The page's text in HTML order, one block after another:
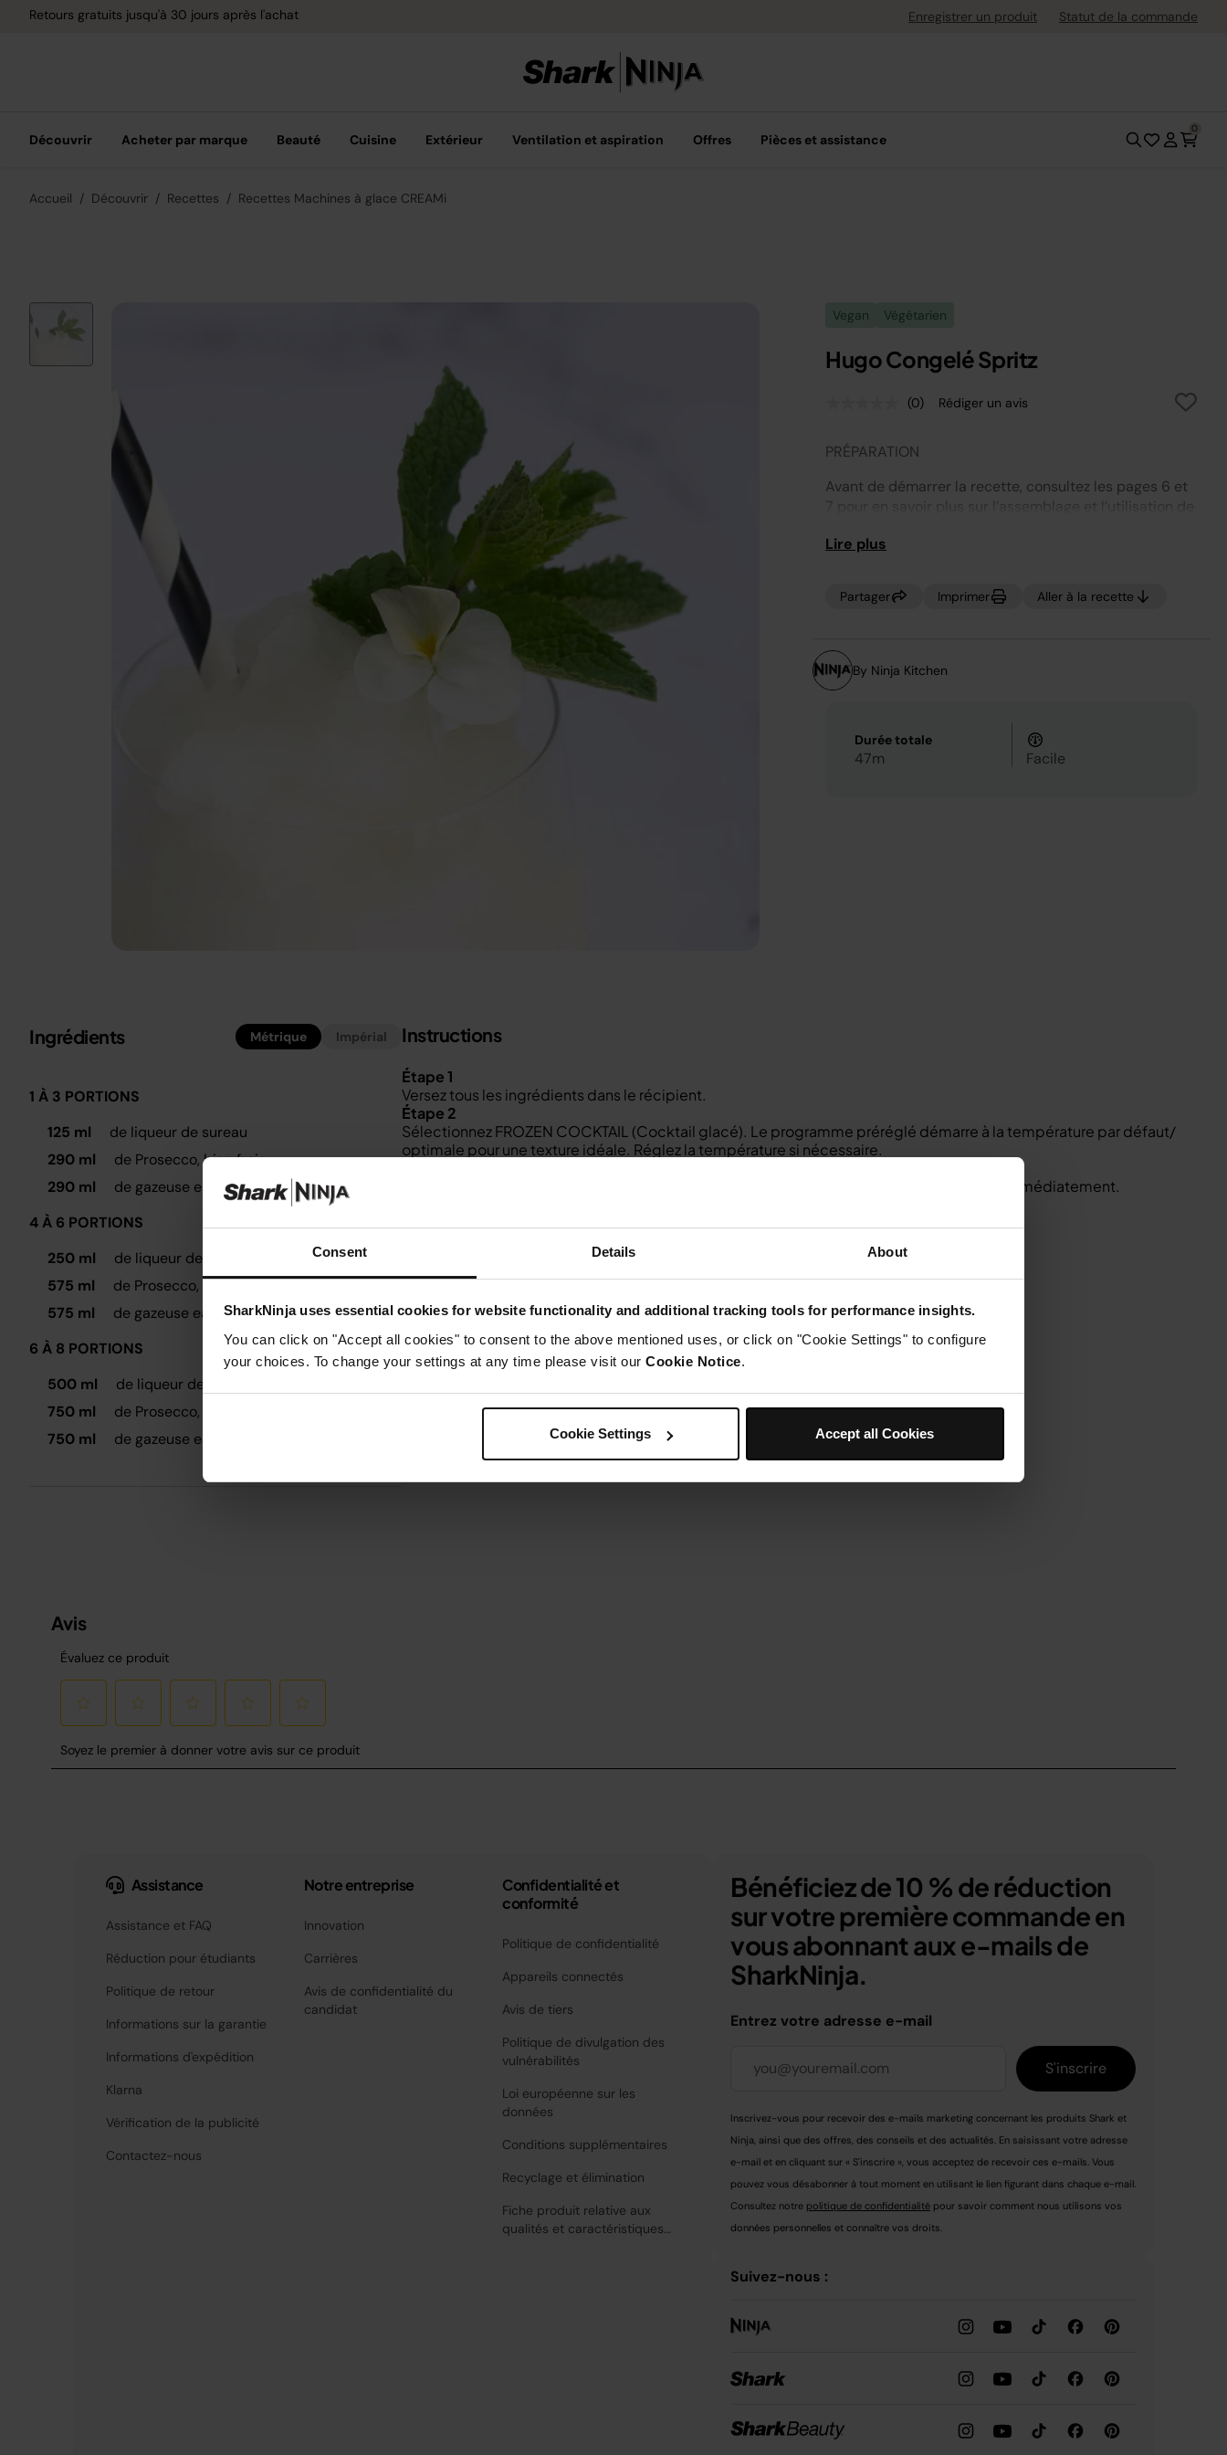
Consent Details About
SharkNinja uses essential cookies for website functionality and additional tracking tools for performance insights.
You can click on "Accept all cookies" to consent to the above mentioned uses, or click on "Cookie Settings" to configure
your choices. To change your settings at any time please visit our Cookie Notice.
Cookie Settings Accept all Cookies
Retours gratuits jusqu'à 30 jours après l'achat Options de paiement flexible avec KlarnaEnregistrer un produit Statut de la commande
Découvrir Acheter par marque Beauté Cuisine Extérieur Ventilation et aspiration Offres Pièces et assistance
0
Accueil Découvrir Recettes Recettes Machines à glace CREAMi
Vegan Végétarien
Hugo Congelé Spritz
Aucune
notation.
sur
la
(0) Rédiger un avis
PRÉPARATION
Avant de démarrer la recette, consultez les pages 6 et
7 pour en savoir plus sur l’assemblage et l’utilisation de
Lire plus
Partager Imprimer Aller à la recette
By Ninja Kitchen
Durée totale
47m Facile
Ingrédients Métrique Impérial
1 À 3 PORTIONS
125 ml
de liqueur de sureau
290 ml
de Prosecco, bien frais
290 ml
de gazeuse eau gazeuse, bien frais
4 À 6 PORTIONS
250 ml
de liqueur de sureau
575 ml
de Prosecco, bien frais
575 ml
de gazeuse eau gazeuse, bien frais
6 À 8 PORTIONS
500 ml
de liqueur de sureau
750 ml
de Prosecco, bien frais
750 ml
de gazeuse eau gazeuse, bien frais
Instructions
Étape 1
Versez tous les ingrédients dans le récipient.
Étape 2
Sélectionnez FROZEN COCKTAIL (Cocktail glacé). Le programme préréglé démarre à la température par défaut/
optimale pour une texture idéale. Réglez la température si nécessaire.
Lorsque la boisson glacée atteint la température optimale, l’appareil émet bips. Servez immédiatement.
Assistance
Assistance et FAQ
Réduction pour étudiants
Politique de retour
Informations sur la garantie
Informations d'expédition
Klarna
Vérification de la publicité
Contactez-nous
Notre entreprise
Innovation
Carrières
Avis de confidentialité du
candidat
Confidentialité et
conformité
Politique de confidentialité
Appareils connectés
Avis de tiers
Politique de divulgation des
vulnérabilités
Loi européenne sur les
données
Conditions supplémentaires
Recyclage et élimination
Fiche produit relative aux
qualités et caractéristiques
Bénéficiez de 10 % de réduction
sur votre première commande en
vous abonnant aux e-mails de
SharkNinja.
Entrez votre adresse e-mail
S'inscrire
Inscrivez-vous pour recevoir des e-mails marketing concernant les produits Shark et
Ninja, ainsi que des offres, des conseils et des actualités. En saisissant votre adresse
e-mail et en cliquant sur « S'inscrire », vous acceptez de recevoir ces e-mails. Vous
pouvez vous désabonner à tout moment en utilisant le lien figurant dans chaque e-mail.
Consultez notre politique de confidentialité pour savoir comment nous utilisons vos
données personnelles et connaître vos droits.
Suivez-nous :